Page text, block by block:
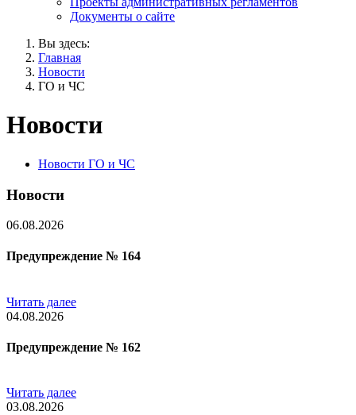
Документы о сайте
Вы здесь:
Главная
Новости
ГО и ЧС
Новости
Новости ГО и ЧС
Новости
06.08.2026
Предупреждение № 164
Читать далее
04.08.2026
Предупреждение № 162
Читать далее
03.08.2026